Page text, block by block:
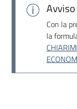
Avviso
Con la
la